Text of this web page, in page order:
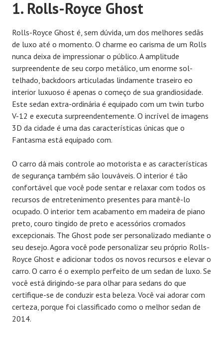
1. Rolls-Royce Ghost
Rolls-Royce Ghost é, sem dúvida, um dos melhores sedãs
de luxo até o momento. O charme eo carisma de um Rolls
nunca deixa de impressionar o público. A amplitude
surpreendente de seu corpo metálico, um enorme sol-
telhado, backdoors articuladas lindamente traseiro eo
interior luxuoso é apenas o começo de sua grandiosidade.
Este sedan extra-ordinária é equipado com um twin turbo
V-12 e executa surpreendentemente. O incrível de imagens
3D da cidade é uma das características únicas que o
Fantasma está equipado com.
O carro dá mais controle ao motorista e as características
de segurança também são louváveis. O interior é tão
confortável que você pode sentar e relaxar com todos os
recursos de entretenimento presentes para mantê-lo
ocupado. O interior tem acabamento em madeira de piano
preto, couro tingido de preto e acessórios cromados
excepcionais. The Ghost pode ser personalizado mediante o
seu desejo. Agora você pode personalizar seu próprio Rolls-
Royce Ghost e adicionar todos os novos recursos e elevar o
carro. O carro é o exemplo perfeito de um sedan de luxo. Se
você está dirigindo-se para olhar para sedans do que
certifique-se de conduzir esta beleza. Você vai adorar com
certeza, porque foi classificado como o melhor sedan de
2014.